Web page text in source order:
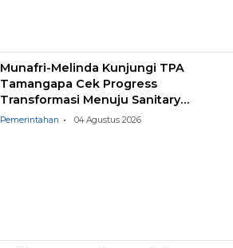
Munafri-Melinda Kunjungi TPA
Tamangapa Cek Progress
Transformasi Menuju Sanitary
Landfill
Pemerintahan 04 Agustus 2026